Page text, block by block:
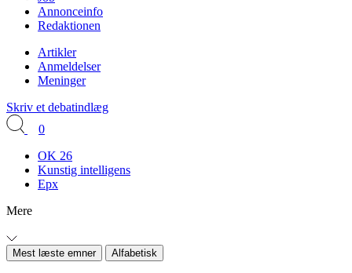
Annonceinfo
Redaktionen
Artikler
Anmeldelser
Meninger
Skriv et debatindlæg
0
OK 26
Kunstig intelligens
Epx
Mere
Mest læste emner Alfabetisk